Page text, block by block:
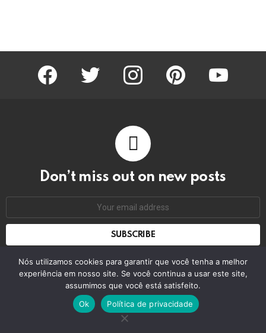
facebook twitter instagram pinterest youtube
Don’t miss out on new posts
© 2026 by bring the pixel. Remember to change this
Contact us
Nós utilizamos cookies para garantir que você tenha a melhor
experiência em nosso site. Se você continua a usar este site,
assumimos que você está satisfeito.
Ok
Política de privacidade